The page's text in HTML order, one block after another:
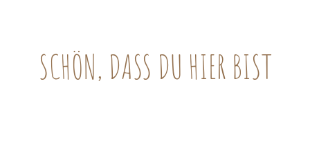
SCHÖN, DASS DU HIER BIST